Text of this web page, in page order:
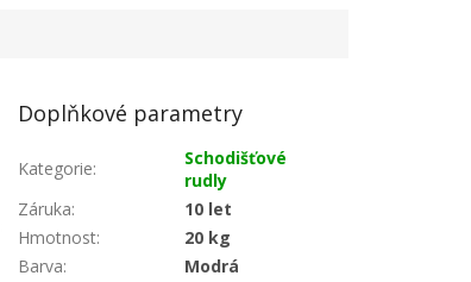
Doplňkové parametry
Kategorie:
Schodišťové
rudly
Záruka:
10 let
Hmotnost:
20 kg
Barva:
Modrá